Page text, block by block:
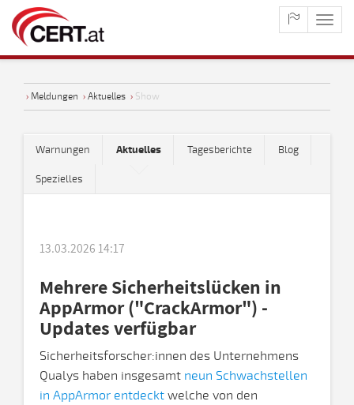
› Meldungen › Aktuelles › Show
Warnungen Aktuelles Tagesberichte Blog
Spezielles
13.03.2026 14:17
Mehrere Sicherheitslücken in
AppArmor ("CrackArmor") -
Updates verfügbar
Sicherheitsforscher:innen des Unternehmens
Qualys haben insgesamt neun Schwachstellen
in AppArmor entdeckt welche von den